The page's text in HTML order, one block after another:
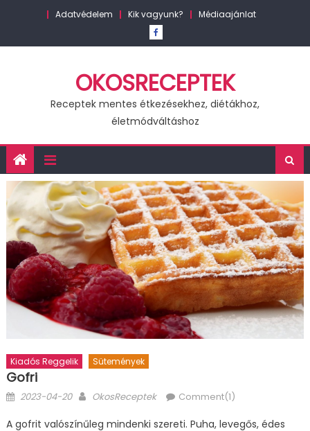
Adatvédelem Kik vagyunk? Médiaajánlat
OKOSRECEPTEK
Receptek mentes étkezésekhez, diétákhoz,
életmódváltáshoz
Kiadós Reggelik Sütemények
Gofri
Posted
2023-04-20 Author
OkosReceptek Comment(1)
A gofrit valószínűleg mindenki szereti. Puha, levegős, édes